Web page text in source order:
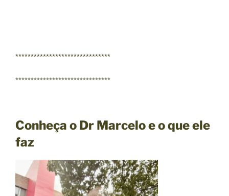
*******************************
*******************************
Conheça o Dr Marcelo e o que ele
faz